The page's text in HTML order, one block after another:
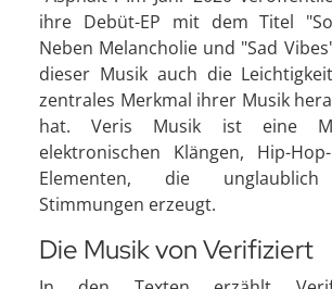
ihre Debüt-EP mit dem Titel
Neben Melancholie und "Sad
dieser Musik auch die
zentrales Merkmal ihrer Musik
hat. Veris Musik ist eine
elektronischen Klängen, Hip-
Elementen, die unglaublich
Stimmungen erzeugt.
Die Musik von Verifiziert